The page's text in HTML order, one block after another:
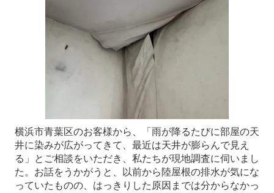
横浜市青葉区のお客様から、「雨が降るたびに部屋の天
井に染みが広がってきて、最近は天井が膨らんで見え
る」とご相談をいただき、私たちが現地調査に伺いまし
た。お話をうかがうと、以前から陸屋根の排水が気にな
っていたものの、はっきりした原因までは分からなかっ